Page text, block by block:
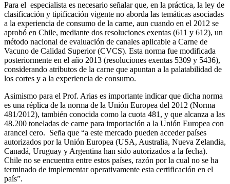
Para el especialista es necesario señalar que, en la práctica, la ley de
clasificación y tipificación vigente no aborda las temáticas asociadas
a la experiencia de consumo de la carne, aun cuando en el 2012 se
aprobó en Chile, mediante dos resoluciones exentas (611 y 612), un
método nacional de evaluación de canales aplicable a Carne de
Vacuno de Calidad Superior (CVCS). Esta norma fue modificada
posteriormente en el año 2013 (resoluciones exentas 5309 y 5436),
considerando atributos de la carne que apuntan a la palatabilidad de
los cortes y a la experiencia de consumo.
Asimismo para el Prof. Arias es importante indicar que dicha norma
es una réplica de la norma de la Unión Europea del 2012 (Norma
481/2012), también conocida como la cuota 481, y que alcanza a las
48.200 toneladas de carne para importación a la Unión Europea con
arancel cero. Seña que “a este mercado pueden acceder países
autorizados por la Unión Europea (USA, Australia, Nueva Zelandia,
Canadá, Uruguay y Argentina han sido autorizados a la fecha).
Chile no se encuentra entre estos países, razón por la cual no se ha
terminado de implementar operativamente esta certificación en el
país”.